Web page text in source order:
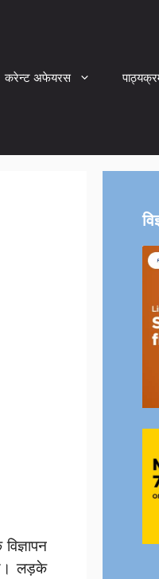
करेन्ट अफेयरस
लड़के